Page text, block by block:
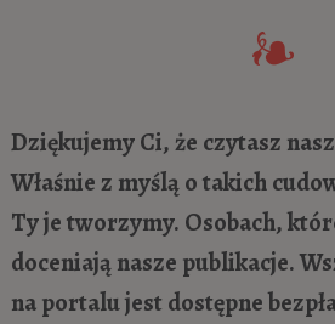
Dziękujemy Ci, że czytasz
Właśnie z myślą o takich
Ty je tworzymy. Osobach,
doceniają nasze publikacje.
na portalu jest dostępne